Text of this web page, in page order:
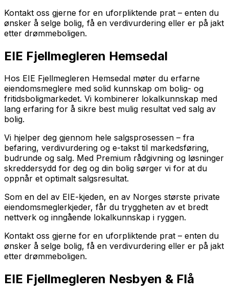
Kontakt oss gjerne for en uforpliktende prat – enten du
ønsker å selge bolig, få en verdivurdering eller er på jakt
etter drømmeboligen.
EIE Fjellmegleren Hemsedal
Hos EIE Fjellmegleren Hemsedal møter du erfarne
eiendomsmeglere med solid kunnskap om bolig- og
fritidsboligmarkedet. Vi kombinerer lokalkunnskap med
lang erfaring for å sikre best mulig resultat ved salg av
bolig.
Vi hjelper deg gjennom hele salgsprosessen – fra
befaring, verdivurdering og e-takst til markedsføring,
budrunde og salg. Med Premium rådgivning og løsninger
skreddersydd for deg og din bolig sørger vi for at du
oppnår et optimalt salgsresultat.
Som en del av EIE-kjeden, en av Norges største private
eiendomsmeglerkjeder, får du tryggheten av et bredt
nettverk og inngående lokalkunnskap i ryggen.
Kontakt oss gjerne for en uforpliktende prat – enten du
ønsker å selge bolig, få en verdivurdering eller er på jakt
etter drømmeboligen.
EIE Fjellmegleren Nesbyen & Flå